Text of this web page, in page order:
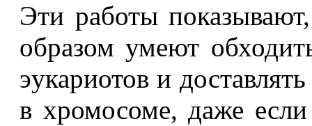
Эти работы
образом умеют
эукариотов и
в хромосоме, даже если